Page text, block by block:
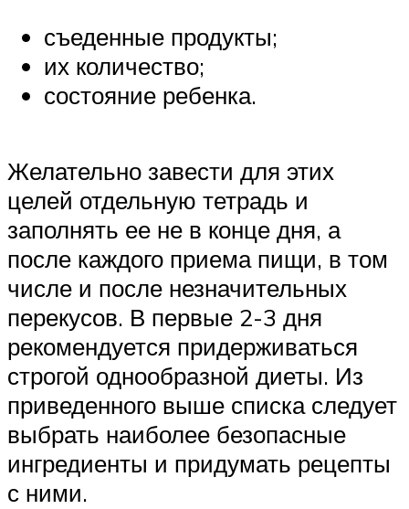
съеденные продукты;
их количество;
состояние ребенка.
Желательно завести для этих
целей отдельную тетрадь и
заполнять ее не в конце дня, а
после каждого приема пищи, в том
числе и после незначительных
перекусов. В первые 2-3 дня
рекомендуется придерживаться
строгой однообразной диеты. Из
приведенного выше списка следует
выбрать наиболее безопасные
ингредиенты и придумать рецепты
с ними.